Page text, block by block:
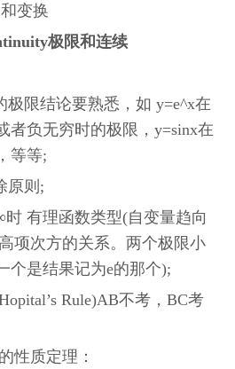
变换
极限和连续
限结论要熟悉，如 y=e^x在
者负无穷时的极限，y=sinx在
等等;
则;
有理函数类型(自变量趋向
项次方的关系。两个极限小
个是结果记为e的那个);
Rule)AB不考，BC考
质定理：